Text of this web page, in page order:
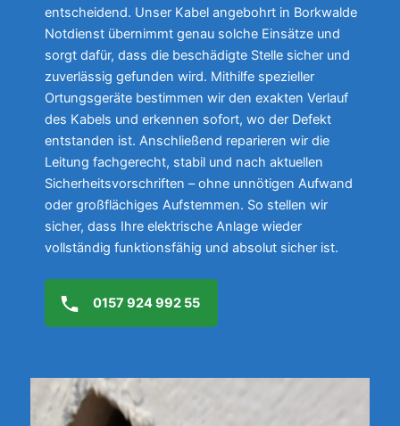
entscheidend. Unser Kabel angebohrt in Borkwalde
Notdienst übernimmt genau solche Einsätze und
sorgt dafür, dass die beschädigte Stelle sicher und
zuverlässig gefunden wird. Mithilfe spezieller
Ortungsgeräte bestimmen wir den exakten Verlauf
des Kabels und erkennen sofort, wo der Defekt
entstanden ist. Anschließend reparieren wir die
Leitung fachgerecht, stabil und nach aktuellen
Sicherheitsvorschriften – ohne unnötigen Aufwand
oder großflächiges Aufstemmen. So stellen wir
sicher, dass Ihre elektrische Anlage wieder
vollständig funktionsfähig und absolut sicher ist.
0157 924 992 55